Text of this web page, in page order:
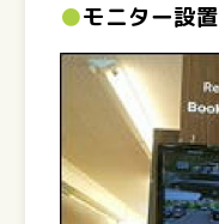
●モニター設置